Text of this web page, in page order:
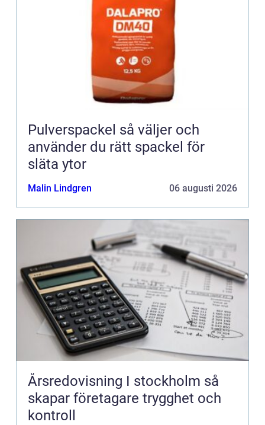
Pulverspackel så väljer och
använder du rätt spackel för
släta ytor
Malin Lindgren 06 augusti 2026
Årsredovisning I stockholm så
skapar företagare trygghet och
kontroll